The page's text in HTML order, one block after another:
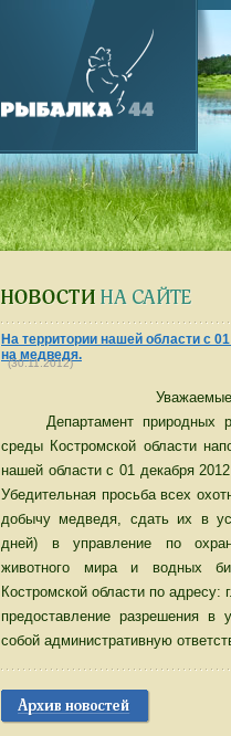
На территории нашей области с
на медведя.
(30.11.2012)
Департамент природных
среды Костромской области
нашей области с 01 декабря
Убедительная просьба всех
добычу медведя, сдать их в
дней) в управление по
животного мира и водных
Костромской области по
предоставление разрешения в
собой административную